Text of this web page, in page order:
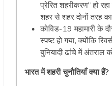
प्रेरित शहरीकरण” हो
शहर से शहर दोनों तरह
कोविड-19 महामारी के
स्पष्ट हो गया, क्योंकि
बुनियादी ढांचे में अंतराल
भारत में शहरी चुनौतियाँ क्या हैं?